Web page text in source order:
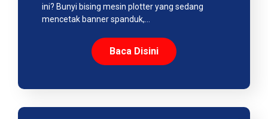
ini? Bunyi bising mesin plotter yang sedang
mencetak banner spanduk,…
Baca Disini